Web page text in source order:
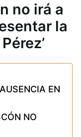
no irá a
la
EN
NO